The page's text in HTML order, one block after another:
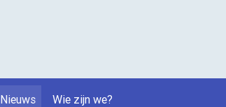
Nieuws Wie zijn we?